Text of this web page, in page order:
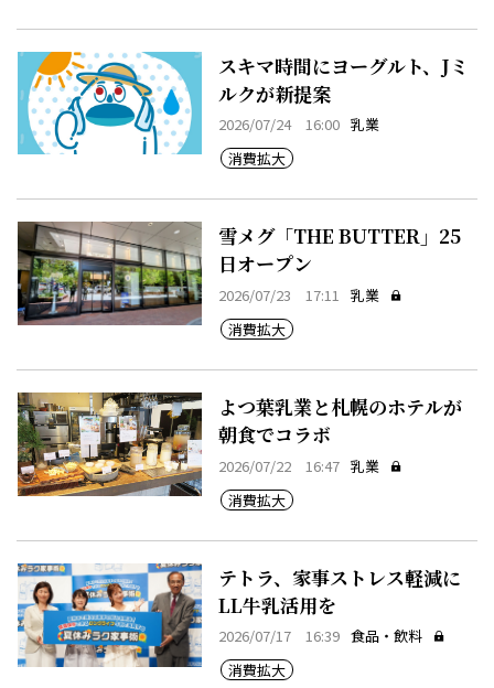
スキマ時間にヨーグルト、Jミ
ルクが新提案
2026/07/24 16:00 乳業
消費拡大
雪メグ「THE BUTTER」25
日オープン
2026/07/23 17:11 乳業
消費拡大
よつ葉乳業と札幌のホテルが
朝食でコラボ
2026/07/22 16:47 乳業
消費拡大
テトラ、家事ストレス軽減に
LL牛乳活用を
2026/07/17 16:39 食品・飲料
消費拡大